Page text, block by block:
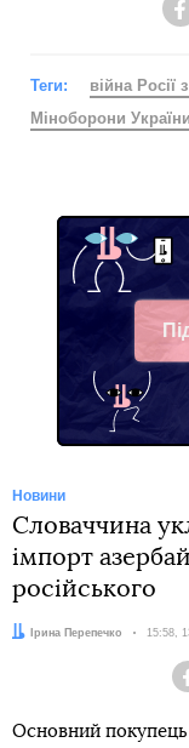
Теги: війна Росії
Міноборони України
Новини
Словаччина
імпорт
російського
Автор:Ірина Перепечко Дата:
15:58,
Основний покупець